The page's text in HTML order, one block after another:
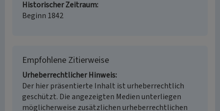
Historischer Zeitraum
Beginn 1842
Empfohlene Zitierweise
Urheberrechtlicher Hinweis
Der hier präsentierte Inhalt ist urheberrechtlich
geschützt. Die angezeigten Medien unterliegen
möglicherweise zusätzlichen urheberrechtlichen